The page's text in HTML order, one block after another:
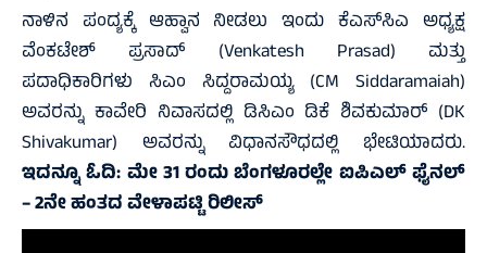
ನಾಳಿನ ಪಂದ್ಯಕ್ಕೆ ಆಹ್ವಾನ ನೀಡಲು ಇಂದು ಕೆಎಸ್‌ಸಿಎ ಅಧ್ಯಕ್ಷ
ವೆಂಕಟೇಶ್‌ ಪ್ರಸಾದ್‌ (Venkatesh Prasad) ಮತ್ತು
ಪದಾಧಿಕಾರಿಗಳು ಸಿಎಂ ಸಿದ್ದರಾಮಯ್ಯ (CM Siddaramaiah)
ಅವರನ್ನು ಕಾವೇರಿ ನಿವಾಸದಲ್ಲಿ ಡಿಸಿಎಂ ಡಿಕೆ ಶಿವಕುಮಾರ್‌ (DK
Shivakumar) ಅವರನ್ನು ವಿಧಾನಸೌಧದಲ್ಲಿ ಭೇಟಿಯಾದರು.
ಇದನ್ನೂ ಓದಿ: ಮೇ 31 ರಂದು ಬೆಂಗಳೂರಲ್ಲೇ ಐಪಿಎಲ್‌ ಫೈನಲ್‌
– 2ನೇ ಹಂತದ ವೇಳಾಪಟ್ಟಿ ರಿಲೀಸ್‌